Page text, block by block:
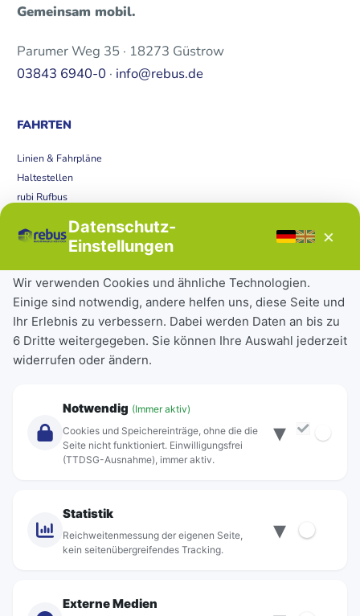
Gemeinsam mobil.
Parumer Weg 35 · 18273 Güstrow
03843 6940-0 · info@rebus.de
FAHRTEN
Linien & Fahrpläne
Haltestellen
rubi Rufbus
Störungen
Tickets & Tarife
Deutschlandticket
Schülerkarte
Einzeltickets
Abonnements
Über Rebus
Standorte
Datenschutz-
Einstellungen
×
Wir verwenden Cookies und ähnliche Technologien.
Einige sind notwendig, andere helfen uns, diese Seite und
Ihr Erlebnis zu verbessern. Dabei werden Daten an bis zu
6 Dritte weitergegeben. Sie können Ihre Auswahl jederzeit
widerrufen oder ändern.
Notwendig (Immer aktiv)
Cookies und Speichereinträge, ohne die die
Seite nicht funktioniert. Einwilligungsfrei
(TTDSG-Ausnahme), immer aktiv.
▾
Statistik
Reichweitenmessung der eigenen Seite,
kein seitenübergreifendes Tracking.
▾
Externe Medien